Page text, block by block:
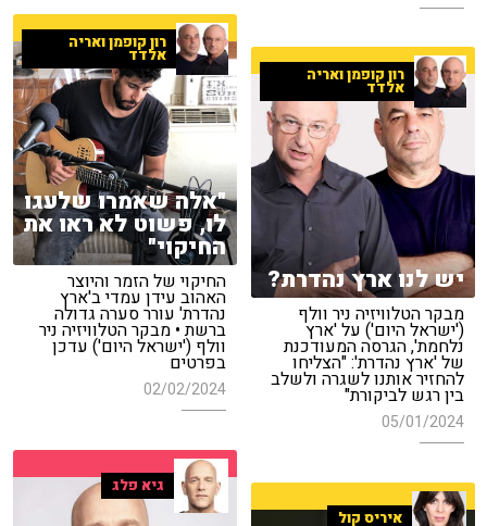
רון קופמן ואריה
אלדד
"אלה שאמרו שלעגו
לו, פשוט לא ראו את
החיקוי"
החיקוי של הזמר והיוצר
האהוב עידן עמדי ב'ארץ
נהדרת' עורר סערה גדולה
ברשת • מבקר הטלוויזיה ניר
וולף ('ישראל היום') עדכן
בפרטים
02/02/2024
רון קופמן ואריה
אלדד
יש לנו ארץ נהדרת?
מבקר הטלוויזיה ניר וולף
('ישראל היום') על 'ארץ
נלחמת', הגרסה המעודכנת
של 'ארץ נהדרת': "הצליחו
להחזיר אותנו לשגרה ולשלב
בין רגש לביקורת"
05/01/2024
גיא פלג
איריס קול